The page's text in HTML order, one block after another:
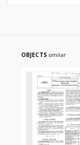
OBJECTS similar